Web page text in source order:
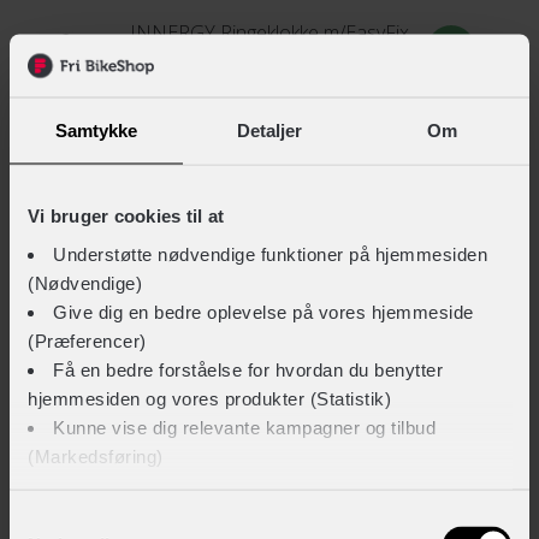
Samtykke Detaljer Om
Vi bruger cookies til at
Understøtte nødvendige funktioner på hjemmesiden
(Nødvendige)
Give dig en bedre oplevelse på vores hjemmeside
(Præferencer)
Få en bedre forståelse for hvordan du benytter
hjemmesiden og vores produkter (Statistik)
Kunne vise dig relevante kampagner og tilbud
(Markedsføring)
Denne cykellås er Varefakta kontrolleret, hvilket betyder at
låsen er gennemtestet og lever op til en række skrappe
de fleste tilfælde kun dække, hvis der har været monteret
en Varefakta godkendt lås på din cykel.
INNERGY Ringeklokke m/EasyFix
+ 59,-
INNERGY Kædeolie tør
+ 79,-
INNERGY Kædeolie våd
+ 79,-